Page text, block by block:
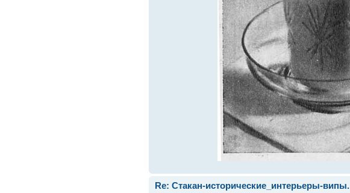
Re: Стакан-исторические_интерьеры-випы.